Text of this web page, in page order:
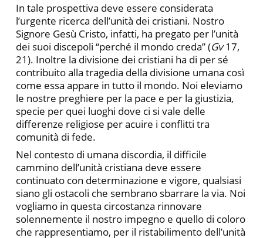
In tale prospettiva deve essere considerata
l’urgente ricerca dell’unità dei cristiani. Nostro
Signore Gesù Cristo, infatti, ha pregato per l’unità
dei suoi discepoli “perché il mondo creda” (Gv17,
21). Inoltre la divisione dei cristiani ha di per sé
contribuito alla tragedia della divisione umana così
come essa appare in tutto il mondo. Noi eleviamo
le nostre preghiere per la pace e per la giustizia,
specie per quei luoghi dove ci si vale delle
differenze religiose per acuire i conflitti tra
comunità di fede.
Nel contesto di umana discordia, il difficile
cammino dell’unità cristiana deve essere
continuato con determinazione e vigore, qualsiasi
siano gli ostacoli che sembrano sbarrare la via. Noi
vogliamo in questa circostanza rinnovare
solennemente il nostro impegno e quello di coloro
che rappresentiamo, per il ristabilimento dell’unità